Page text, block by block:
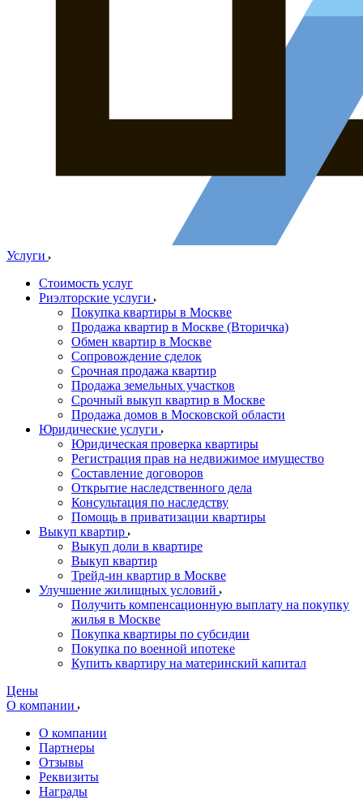
Услуги
Стоимость услуг
Риэлторские услуги
Покупка квартиры в Москве
Продажа квартир в Москве (Вторичка)
Обмен квартир в Москве
Сопровождение сделок
Срочная продажа квартир
Продажа земельных участков
Срочный выкуп квартир в Москве
Продажа домов в Московской области
Юридические услуги
Юридическая проверка квартиры
Регистрация прав на недвижимое имущество
Составление договоров
Открытие наследственного дела
Консультация по наследству
Помощь в приватизации квартиры
Выкуп квартир
Выкуп доли в квартире
Выкуп квартир
Трейд-ин квартир в Москве
Улучшение жилищных условий
Получить компенсационную выплату на покупку
жилья в Москве
Покупка квартиры по субсидии
Покупка по военной ипотеке
Купить квартиру на материнский капитал
Цены
О компании
О компании
Партнеры
Отзывы
Реквизиты
Награды